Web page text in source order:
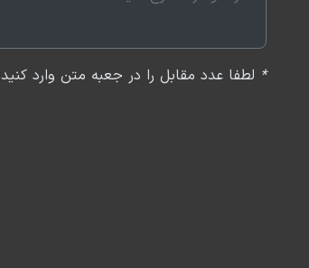
* لطفا عدد مقابل را در جعبه متن وارد کنید